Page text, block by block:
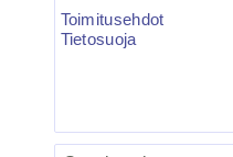
Ruostumaton
Toimitusehdot
Tietosuoja